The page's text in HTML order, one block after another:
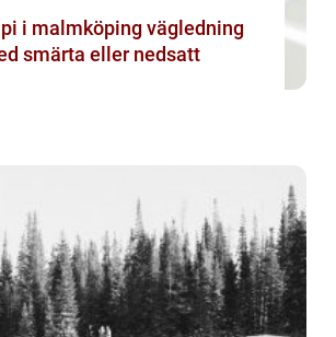
vägledning
smärta eller nedsatt